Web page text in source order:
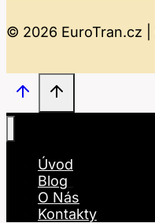
© 2026 EuroTran.cz |
Úvod
Blog
O Nás
Kontakty